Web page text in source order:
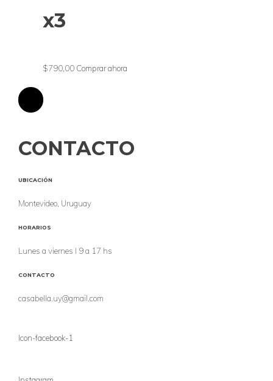
x3
$790,00 Comprar ahora
CONTACTO
UBICACIÓN
Montevideo, Uruguay
HORARIOS
Lunes a viernes l 9 a 17 hs
CONTACTO
casabella.uy@gmail.com
Icon-facebook-1